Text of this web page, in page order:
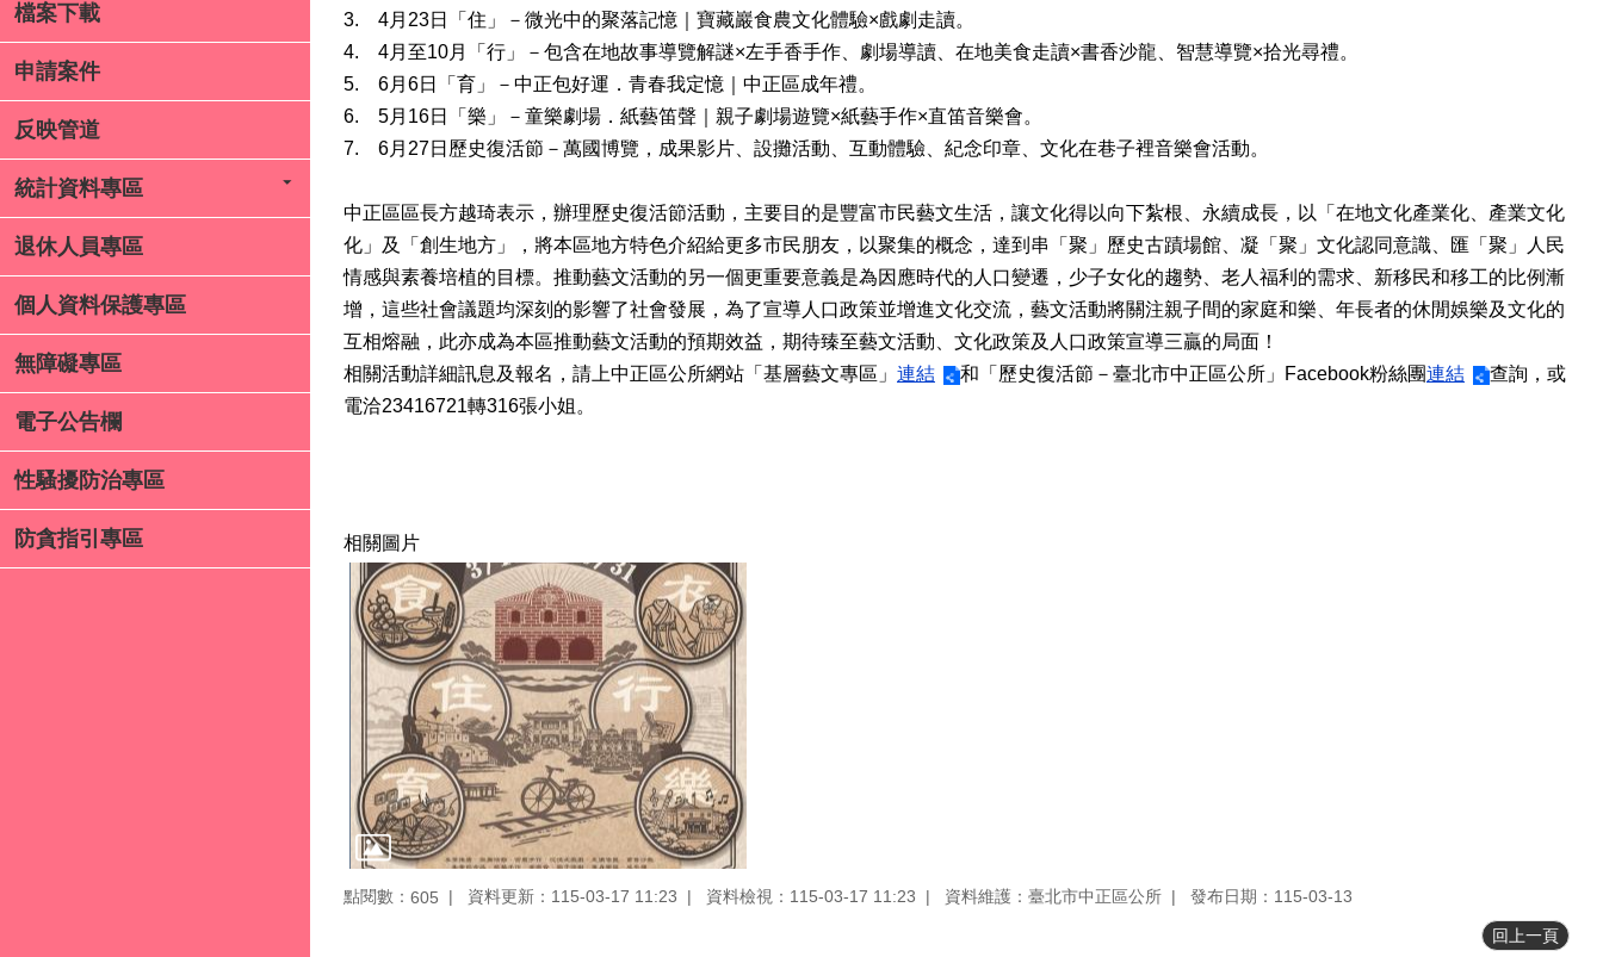
檔案下載
申請案件
反映管道
統計資料專區
退休人員專區
個人資料保護專區
無障礙專區
電子公告欄
性騷擾防治專區
防貪指引專區
3.
4月23日「住」－微光中的聚落記憶｜寶藏巖食農文化體驗×戲劇走讀。
4.
4月至10月「行」－包含在地故事導覽解謎×左手香手作、劇場導讀、在地美食走讀×書香沙龍、智慧導覽×拾光尋禮。
5.
6月6日「育」－中正包好運．青春我定憶｜中正區成年禮。
6.
5月16日「樂」－童樂劇場．紙藝笛聲｜親子劇場遊覽×紙藝手作×直笛音樂會。
7.
6月27日歷史復活節－萬國博覽，成果影片、設攤活動、互動體驗、紀念印章、文化在巷子裡音樂會活動。
中正區區長方越琦表示，辦理歷史復活節活動，主要目的是豐富市民藝文生活，讓文化得以向下紮根、永續成長，以「在地文化產業化、產業文化
化」及「創生地方」，將本區地方特色介紹給更多市民朋友，以聚集的概念，達到串「聚」歷史古蹟場館、凝「聚」文化認同意識、匯「聚」人民
情感與素養培植的目標。推動藝文活動的另一個更重要意義是為因應時代的人口變遷，少子女化的趨勢、老人福利的需求、新移民和移工的比例漸
增，這些社會議題均深刻的影響了社會發展，為了宣導人口政策並增進文化交流，藝文活動將關注親子間的家庭和樂、年長者的休閒娛樂及文化的
互相熔融，此亦成為本區推動藝文活動的預期效益，期待臻至藝文活動、文化政策及人口政策宣導三贏的局面！
相關活動詳細訊息及報名，請上中正區公所網站「基層藝文專區」 連結 和「歷史復活節－臺北市中正區公所」Facebook粉絲團連結
查詢，或
電洽23416721轉316張小姐。
相關圖片
點閱數： 605 資料更新：115-03-17 11:23 資料檢視：115-03-17 11:23 資料維護：臺北市中正區公所 發布日期：115-03-13
回上一頁